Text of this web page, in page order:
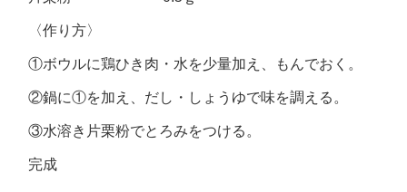
〈作り方〉
①ボウルに鶏ひき肉・水を少量加え、もんでおく。
②鍋に①を加え、だし・しょうゆで味を調える。
③水溶き片栗粉でとろみをつける。
完成